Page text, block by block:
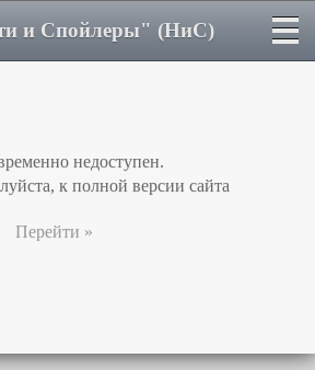
и Спойлеры" (НиС)
недоступен.
к полной версии сайта
Перейти »